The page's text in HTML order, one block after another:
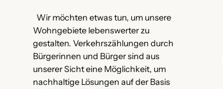
Wir möchten etwas tun, um unsere
Wohngebiete lebenswerter zu
gestalten. Verkehrszählungen durch
Bürgerinnen und Bürger sind aus
unserer Sicht eine Möglichkeit, um
nachhaltige Lösungen auf der Basis